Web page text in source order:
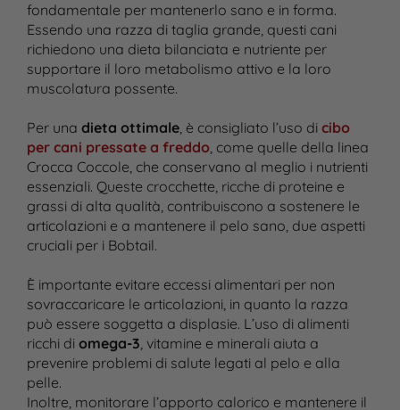
fondamentale per mantenerlo sano e in forma.
Essendo una razza di taglia grande, questi cani
richiedono una dieta bilanciata e nutriente per
supportare il loro metabolismo attivo e la loro
muscolatura possente.
Per una dieta ottimale, è consigliato l’uso di cibo
per cani pressate a freddo, come quelle della linea
Crocca Coccole, che conservano al meglio i nutrienti
essenziali. Queste crocchette, ricche di proteine e
grassi di alta qualità, contribuiscono a sostenere le
articolazioni e a mantenere il pelo sano, due aspetti
cruciali per i Bobtail.
È importante evitare eccessi alimentari per non
sovraccaricare le articolazioni, in quanto la razza
può essere soggetta a displasie. L’uso di alimenti
ricchi di omega-3, vitamine e minerali aiuta a
prevenire problemi di salute legati al pelo e alla
pelle.
Inoltre, monitorare l’apporto calorico e mantenere il